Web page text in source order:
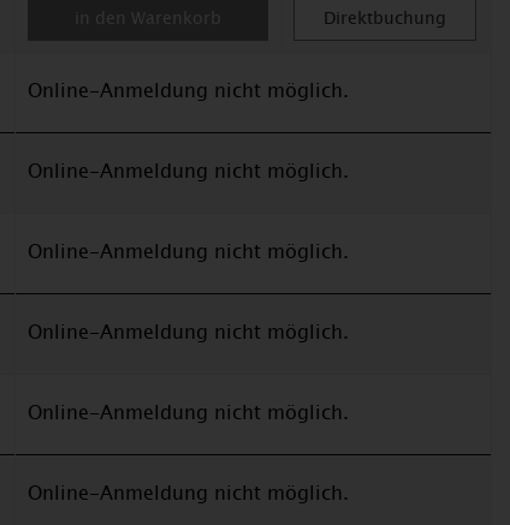
in den Warenkorb Direktbuchung
Online-Anmeldung nicht möglich.
Online-Anmeldung nicht möglich.
Online-Anmeldung nicht möglich.
Online-Anmeldung nicht möglich.
Online-Anmeldung nicht möglich.
Online-Anmeldung nicht möglich.